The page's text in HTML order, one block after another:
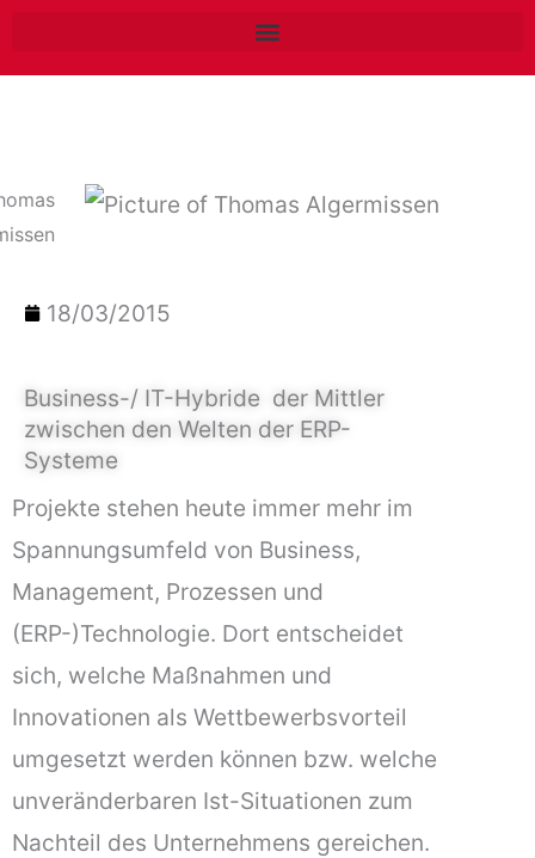
18/03/2015
Business-/ IT-Hybride  der Mittler
zwischen den Welten der ERP-
Systeme
Projekte stehen heute immer mehr im
Spannungsumfeld von Business,
Management, Prozessen und
(ERP-)Technologie. Dort entscheidet
sich, welche Maßnahmen und
Innovationen als Wettbewerbsvorteil
umgesetzt werden können bzw. welche
unveränderbaren Ist-Situationen zum
Nachteil des Unternehmens gereichen.